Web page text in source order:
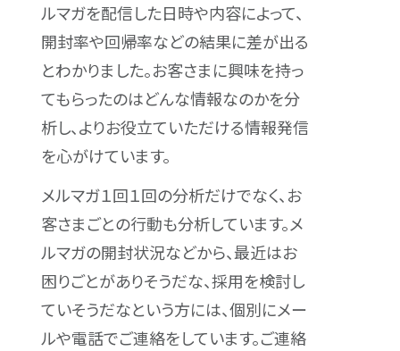
ルマガを配信した日時や内容によって、
開封率や回帰率などの結果に差が出る
とわかりました。お客さまに興味を持っ
てもらったのはどんな情報なのかを分
析し、よりお役立ていただける情報発信
を心がけています。
メルマガ１回１回の分析だけでなく、お
客さまごとの行動も分析しています。メ
ルマガの開封状況などから、最近はお
困りごとがありそうだな、採用を検討し
ていそうだなという方には、個別にメー
ルや電話でご連絡をしています。ご連絡